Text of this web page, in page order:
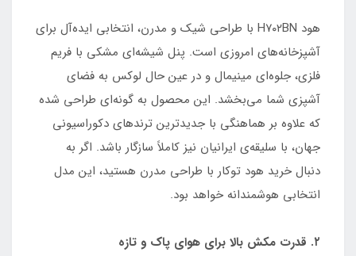
هود H۷۰۲BN با طراحی شیک و مدرن، انتخابی ایده‌آل برای
آشپزخانه‌های امروزی است. پنل شیشه‌ای مشکی با فریم
فلزی، جلوه‌ای مینیمال و در عین حال لوکس به فضای
آشپزی شما می‌بخشد. این محصول به گونه‌ای طراحی شده
که علاوه بر هماهنگی با جدیدترین ترندهای دکوراسیونی
جهان، با سلیقه‌ی ایرانیان نیز کاملاً سازگار باشد. اگر به
دنبال خرید هود توکار با طراحی مدرن هستید، این مدل
انتخابی هوشمندانه خواهد بود.
۲. قدرت مکش بالا برای هوای پاک و تازه